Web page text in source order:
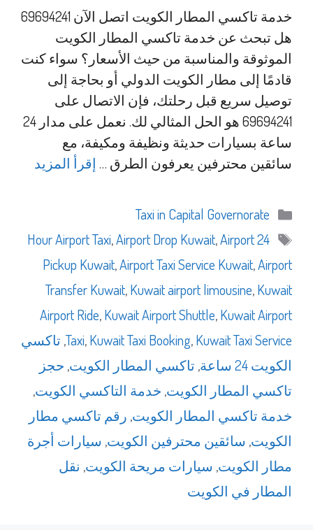
خدمة تاكسي المطار الكويت اتصل الآن 69694241
هل تبحث عن خدمة تاكسي المطار الكويت
الموثوقة والمناسبة من حيث الأسعار؟ سواء كنت
قادمًا إلى مطار الكويت الدولي أو بحاجة إلى
توصيل سريع قبل رحلتك، فإن الاتصال على
69694241 هو الحل المثالي لك. نعمل على مدار 24
ساعة بسيارات حديثة ونظيفة ومكيفة، مع
سائقين محترفين يعرفون الطرق … إقرأ المزيد
التصنيفات
Taxi in Capital Governorate
الوسوم
24 Hour Airport Taxi
,Airport Drop Kuwait,Airport
Pickup Kuwait,Airport Taxi Service Kuwait,Airport
Transfer Kuwait,Kuwait airport limousine,Kuwait
Airport Ride,Kuwait Airport Shuttle,Kuwait Airport
Taxi,Kuwait Taxi Booking,Kuwait Taxi Service
, تاكسي
الكويت 24 ساعة
, تاكسي المطار الكويت, حجز
تاكسي المطار الكويت, خدمة التاكسي الكويت,
خدمة تاكسي المطار الكويت, رقم تاكسي مطار
الكويت, سائقين محترفين الكويت, سيارات أجرة
مطار الكويت, سيارات مريحة الكويت, نقل
المطار في الكويت